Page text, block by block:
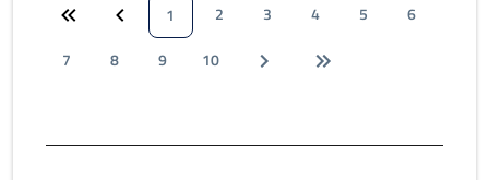
1 2 3 4 5
6
7
8 9 10